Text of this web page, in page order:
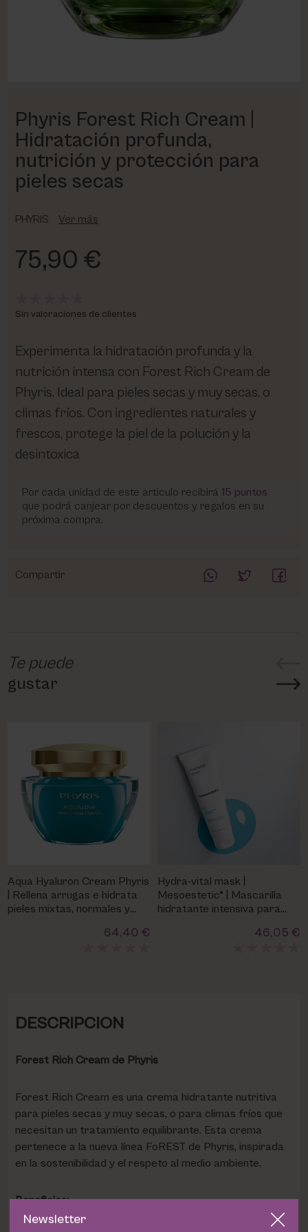
Phyris Forest Rich Cream |
Hidratación profunda,
nutrición y protección para
pieles secas
PHYRIS Ver más
75,90 €
Sin valoraciones de clientes
Experimenta la hidratación profunda y la
nutrición intensa con Forest Rich Cream de
Phyris. Ideal para pieles secas y muy secas, o
climas fríos. Con ingredientes naturales y
frescos, protege la piel de la polución y la
desintoxica
Por cada unidad de este articulo recibirá 15 puntos
que podrá canjear por descuentos y regalos en su
próxima compra.
Compartir
Te puede
gustar
Aqua Hyaluron Cream Phyris
| Rellena arrugas e hidrata
pieles mixtas, normales y
64,40 €
Hydra-vital mask |
Mesoestetic® | Mascarilla
hidratante intensiva para
46,05 €
DESCRIPCION
Forest Rich Cream de Phyris
Forest Rich Cream es una crema hidratante nutritiva
para pieles secas y muy secas, o para climas fríos que
necesitan un tratamiento equilibrante. Esta crema
pertenece a la nueva línea FoREST de Phyris, inspirada
en la sostenibilidad y el respeto al medio ambiente.
Beneficios:
Newsletter
PHARM FOOT
VICTORIA VYNN